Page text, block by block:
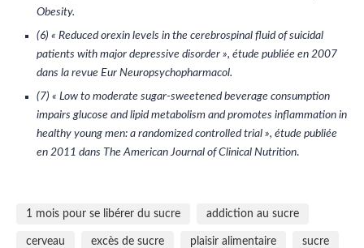
Obesity.
(6) « Reduced orexin levels in the cerebrospinal fluid of suicidal
patients with major depressive disorder », étude publiée en 2007
dans la revue Eur Neuropsychopharmacol.
(7) « Low to moderate sugar-sweetened beverage consumption
impairs glucose and lipid metabolism and promotes inflammation in
healthy young men: a randomized controlled trial », étude publiée
en 2011 dans The American Journal of Clinical Nutrition.
1 mois pour se libérer du sucre addiction au sucre
cerveau excès de sucre plaisir alimentaire sucre